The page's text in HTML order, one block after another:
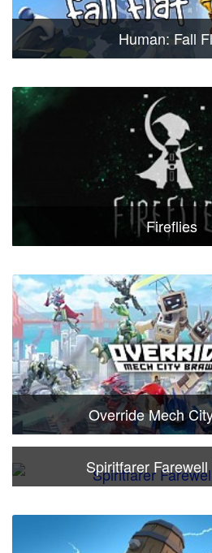
Human: Fall
Fireflies
Override Mech
Spiritfarer